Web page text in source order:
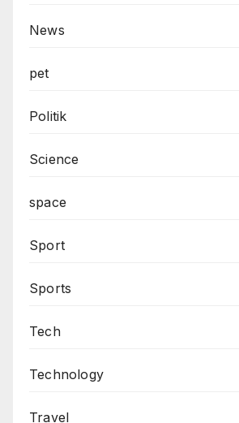
News
pet
Politik
Science
space
Sport
Sports
Tech
Technology
Travel